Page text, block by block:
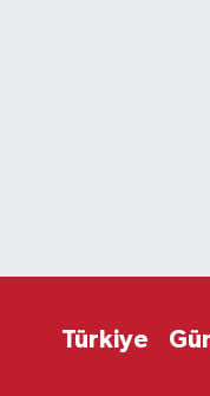
Türkiye